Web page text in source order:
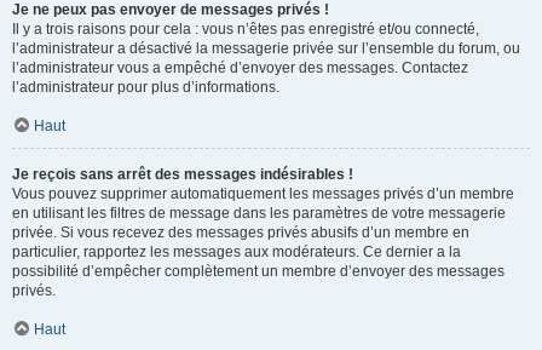
Je ne peux pas envoyer de messages privés !
Il y a trois raisons pour cela : vous n’êtes pas enregistré et/ou connecté,
l’administrateur a désactivé la messagerie privée sur l’ensemble du forum, ou
l’administrateur vous a empêché d’envoyer des messages. Contactez
l’administrateur pour plus d’informations.
Haut
Je reçois sans arrêt des messages indésirables !
Vous pouvez supprimer automatiquement les messages privés d’un membre
en utilisant les filtres de message dans les paramètres de votre messagerie
privée. Si vous recevez des messages privés abusifs d’un membre en
particulier, rapportez les messages aux modérateurs. Ce dernier a la
possibilité d’empêcher complètement un membre d’envoyer des messages
privés.
Haut